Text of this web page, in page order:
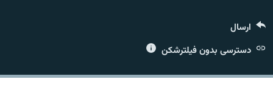
زبان‌های دیگر
ارسال
دسترسی بدون فیلترشکن